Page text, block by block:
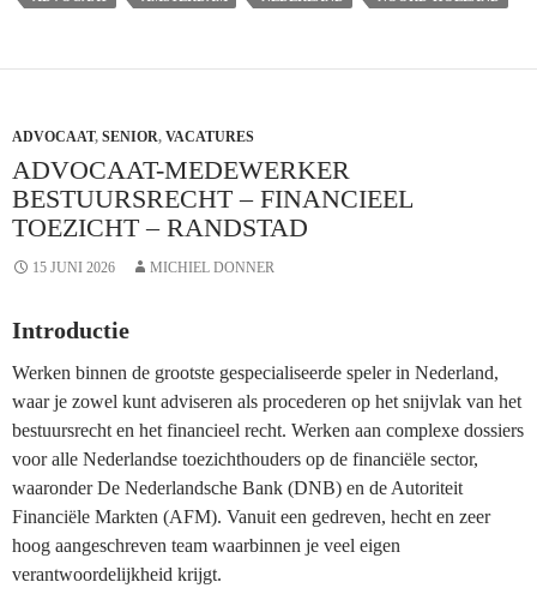
Cordemeyer
&
Slager
–
ADVOCAAT, SENIOR, VACATURES
ADVOCAAT-MEDEWERKER
BESTUURSRECHT – FINANCIEEL
TOEZICHT – RANDSTAD
15 JUNI 2026 MICHIEL DONNER
Introductie
Werken binnen de grootste gespecialiseerde speler in Nederland,
waar je zowel kunt adviseren als procederen op het snijvlak van het
bestuursrecht en het financieel recht. Werken aan complexe dossiers
voor alle Nederlandse toezichthouders op de financiële sector,
waaronder De Nederlandsche Bank (DNB) en de Autoriteit
Financiële Markten (AFM). Vanuit een gedreven, hecht en zeer
hoog aangeschreven team waarbinnen je veel eigen
verantwoordelijkheid krijgt.